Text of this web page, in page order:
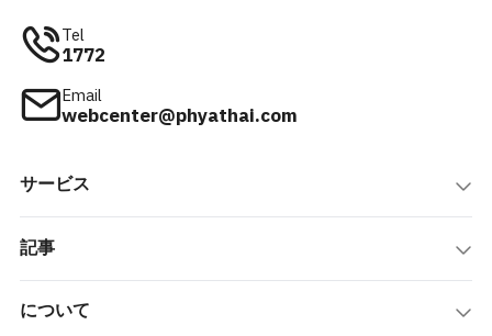
Tel
1772
Email
webcenter@phyathai.com
サービス
記事
について